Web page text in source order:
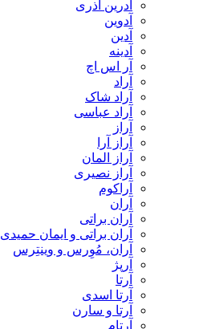
آدرین آذری
آدوین
آدین
آدینه
آر اس اچ
آراد
آراد شاک
آراد عباسی
آراز
آراز آرا
آراز المان
آراز نصیری
آراکوم
آران
آران براتی
آران براتی و ایمان حمیدی
آران، مُوِرس و وینتِرس
آرپژ
آرتا
آرتا اسدی
آرتا و سارن
آرتام